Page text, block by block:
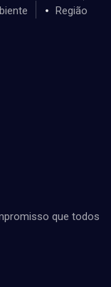
Região
que todos